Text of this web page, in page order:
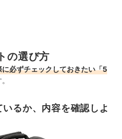
の選び方
必ずチェックしておきたい「5
るか、内容を確認しよ